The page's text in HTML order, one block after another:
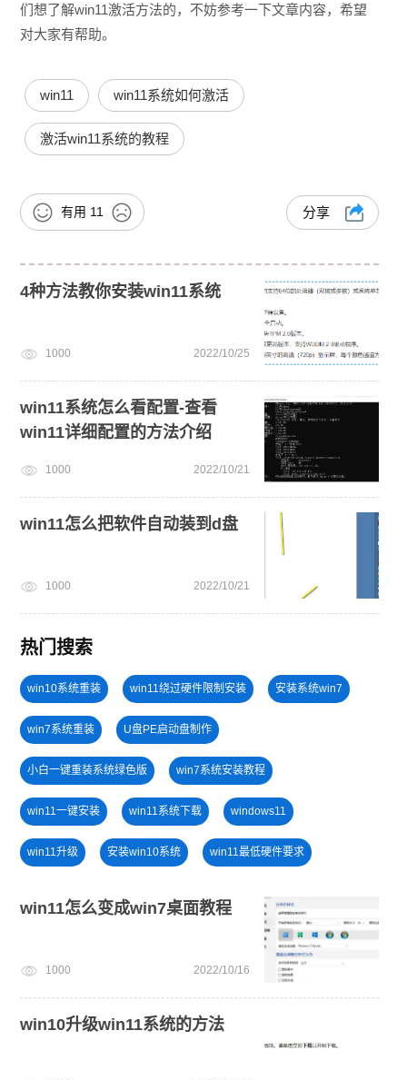
们想了解win11激活方法的，不妨参考一下文章内容，希望
对大家有帮助。
win11 win11系统如何激活
激活win11系统的教程
有用 11 分享
4种方法教你安装win11系统
1000 2022/10/25
win11系统怎么看配置-查看
win11详细配置的方法介绍
1000 2022/10/21
win11怎么把软件自动装到d盘
1000 2022/10/21
热门搜索
win10系统重装 win11绕过硬件限制安装 安装系统win7
win7系统重装 U盘PE启动盘制作
小白一键重装系统绿色版 win7系统安装教程
win11一键安装 win11系统下载 windows11
win11升级 安装win10系统 win11最低硬件要求
一键重装系统备份win11系统 旗舰版win7系统安装教程
win11怎么变成win7桌面教程
1000 2022/10/16
win10升级win11系统的方法